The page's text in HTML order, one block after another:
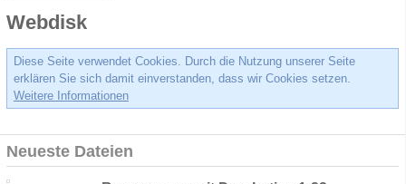
Webdisk
Diese Seite verwendet Cookies. Durch die Nutzung unserer Seite
erklären Sie sich damit einverstanden, dass wir Cookies setzen.
Weitere Informationen
Neueste Dateien